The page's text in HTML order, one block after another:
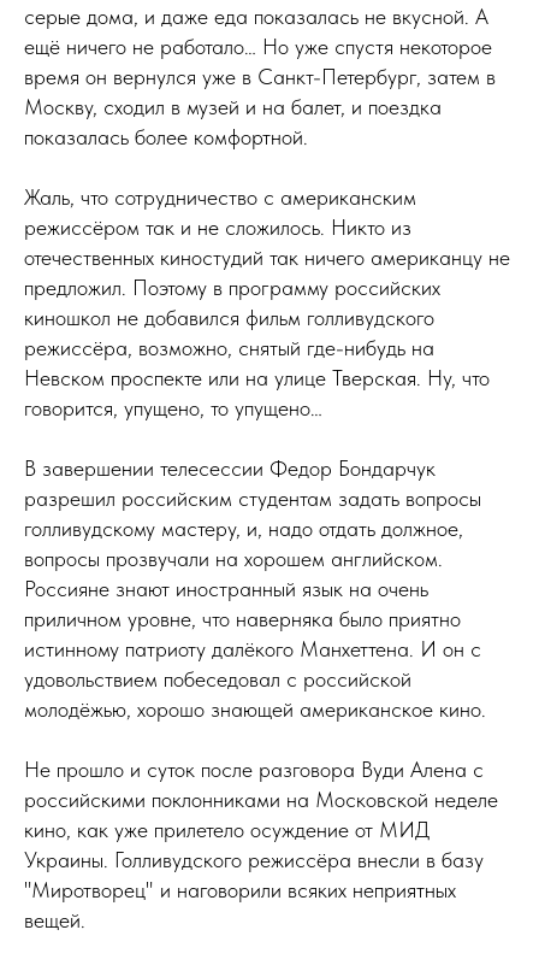
серые дома, и даже еда показалась не вкусной. А
ещё ничего не работало… Но уже спустя некоторое
время он вернулся уже в Санкт-Петербург, затем в
Москву, сходил в музей и на балет, и поездка
показалась более комфортной.
Жаль, что сотрудничество с американским
режиссёром так и не сложилось. Никто из
отечественных киностудий так ничего американцу не
предложил. Поэтому в программу российских
киношкол не добавился фильм голливудского
режиссёра, возможно, снятый где-нибудь на
Невском проспекте или на улице Тверская. Ну, что
говорится, упущено, то упущено…
В завершении телесессии Федор Бондарчук
разрешил российским студентам задать вопросы
голливудскому мастеру, и, надо отдать должное,
вопросы прозвучали на хорошем английском.
Россияне знают иностранный язык на очень
приличном уровне, что наверняка было приятно
истинному патриоту далёкого Манхеттена. И он с
удовольствием побеседовал с российской
молодёжью, хорошо знающей американское кино.
Не прошло и суток после разговора Вуди Алена с
российскими поклонниками на Московской неделе
кино, как уже прилетело осуждение от МИД
Украины. Голливудского режиссёра внесли в базу
"Миротворец" и наговорили всяких неприятных
вещей.